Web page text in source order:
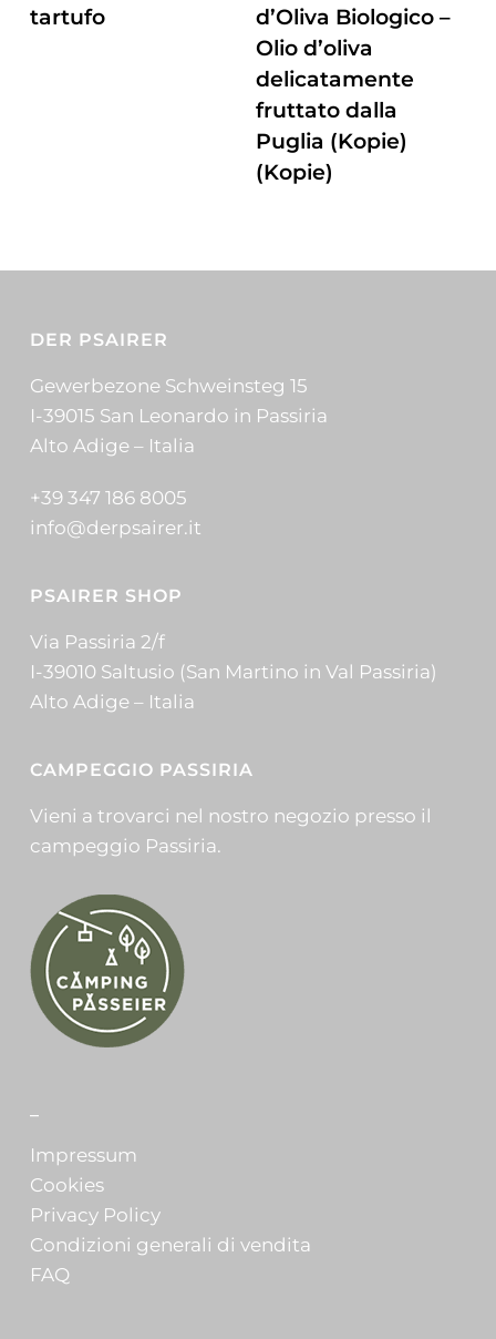
tartufo
d’Oliva Biologico –
Olio d’oliva
delicatamente
fruttato dalla
Puglia (Kopie)
(Kopie)
DER PSAIRER
Gewerbezone Schweinsteg 15
I-39015 San Leonardo in Passiria
Alto Adige – Italia
+39 347 186 8005
info@derpsairer.it
PSAIRER SHOP
Via Passiria 2/f
I-39010 Saltusio (San Martino in Val Passiria)
Alto Adige – Italia
CAMPEGGIO PASSIRIA
Vieni a trovarci nel nostro negozio presso il
campeggio Passiria.
Impressum
Cookies
Privacy Policy
Condizioni generali di vendita
FAQ